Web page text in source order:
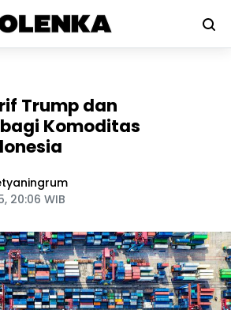
Trump dan
Komoditas
20:06 WIB